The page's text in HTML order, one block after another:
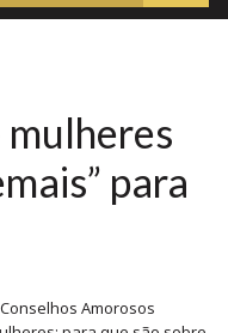
para
Conselhos Amorosos